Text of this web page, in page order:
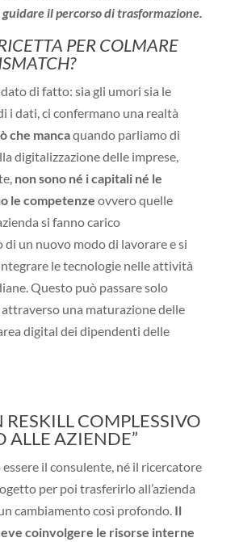
il percorso di trasformazione.
PER COLMARE
di fatto: sia gli umori sia le
i dati, ci confermano una realtà
che mancaquando parliamo di
digitalizzazione delle imprese,
non sono né i capitali né le
le competenze ovvero quelle
si fanno carico
di un nuovo modo di lavorare e si
le tecnologie nelle attività
Questo può passare solo
una maturazione delle
digital dei dipendenti delle
RESKILL COMPLESSIVO
ALLE AZIENDE”
il consulente, né il ricercatore
per poi trasferirlo all’azienda
cambiamento così profondo. Il
coinvolgere le risorse interne